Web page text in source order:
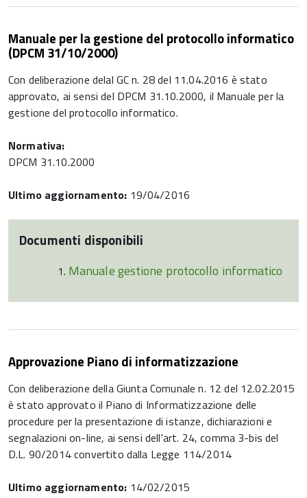
Manuale per la gestione del protocollo informatico
(DPCM 31/10/2000)
Con deliberazione delal GC n. 28 del 11.04.2016 è stato
approvato, ai sensi del DPCM 31.10.2000, il Manuale per la
gestione del protocollo informatico.
Normativa:
DPCM 31.10.2000
Ultimo aggiornamento: 19/04/2016
Documenti disponibili
Manuale gestione protocollo informatico
Approvazione Piano di informatizzazione
Con deliberazione della Giunta Comunale n. 12 del 12.02.2015
è stato approvato il Piano di Informatizzazione delle
procedure per la presentazione di istanze, dichiarazioni e
segnalazioni on-line, ai sensi dell'art. 24, comma 3-bis del
D.L. 90/2014 convertito dalla Legge 114/2014
Ultimo aggiornamento: 14/02/2015